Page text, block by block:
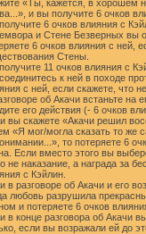
«Ты, кажется, в хорошем
и вы получите 6 очков
6 очков влияния с
и Стене Безверных вы
6 очков влияния с ней,
Стены.
11 очков влияния с
к ней в походе
с ней, если скажете, что
об Акачи встаньте на
его действия (- 6 очков
вы скажете «Акачи решил
«Я мог/могла сказать то
то потеряете 6
Если вместо этого вы
не наказание, а награда за
с Кэйлин.
в разговоре об Акачи и его
любовь разрушила
и потеряете 6 очков
в конце разговора об Акачи
если вы возражали ей до